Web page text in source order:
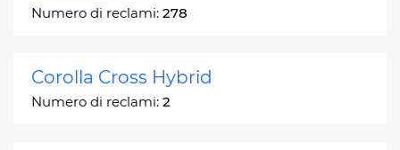
Numero di reclami: 278
Corolla Cross Hybrid
Numero di reclami: 2